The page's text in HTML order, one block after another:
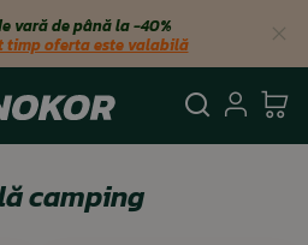
vară de până la −40%
timp oferta este valabilă
Căutare
camping